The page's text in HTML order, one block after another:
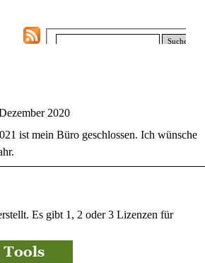
Suchen
2020
ist mein Büro geschlossen. Ich wünsche
Es gibt 1, 2 oder 3 Lizenzen für